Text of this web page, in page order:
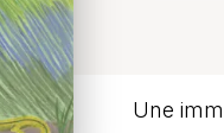
Une